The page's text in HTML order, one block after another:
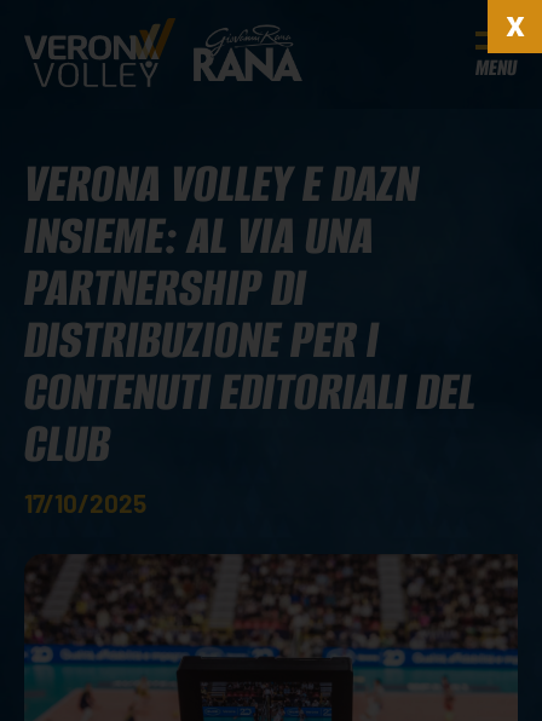
MENU
VERONA VOLLEY E DAZN
INSIEME: AL VIA UNA
PARTNERSHIP DI
DISTRIBUZIONE PER I
CONTENUTI EDITORIALI DEL
CLUB
17/10/2025